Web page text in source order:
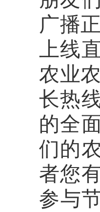
广播
上线
农业
长热
的全
们的
者您
参与